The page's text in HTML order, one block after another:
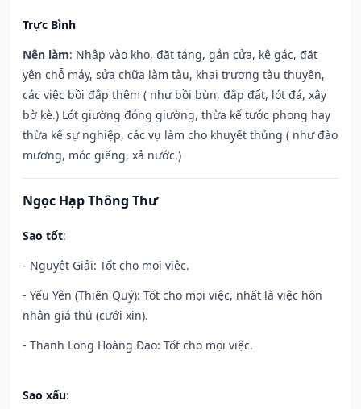
Trực Bình
Nên làm: Nhập vào kho, đặt táng, gắn cửa, kê gác, đặt
yên chỗ máy, sửa chữa làm tàu, khai trương tàu thuyền,
các việc bồi đắp thêm ( như bồi bùn, đắp đất, lót đá, xây
bờ kè.) Lót giường đóng giường, thừa kế tước phong hay
thừa kế sự nghiệp, các vụ làm cho khuyết thủng ( như đào
mương, móc giếng, xả nước.)
Ngọc Hạp Thông Thư
Sao tốt:
- Nguyệt Giải: Tốt cho mọi việc.
- Yếu Yên (Thiên Quý): Tốt cho mọi việc, nhất là việc hôn
nhân giá thú (cưới xin).
- Thanh Long Hoàng Đạo: Tốt cho mọi việc.
Sao xấu: